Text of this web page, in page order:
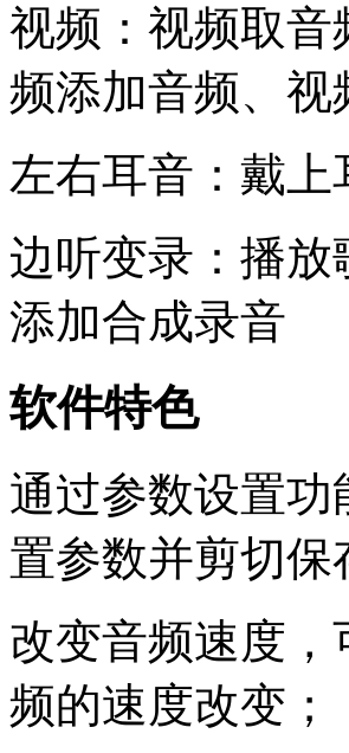
视频：视频取
频添加音频、视
左右耳音：戴
边听变录：播
添加合成录音
软件特色
通过参数设置
置参数并剪切保
改变音频速度
频的速度改变；